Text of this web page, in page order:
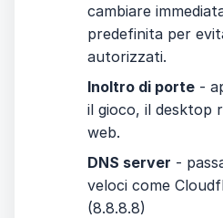
cambiare
predefinita per
autorizzati.
Inoltro di porte -
il gioco, il desktop
web.
DNS server -
veloci come
(8.8.8.8)